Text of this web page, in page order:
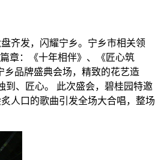
齐发，闪耀宁乡。宁乡市相关领
章：《十年相伴》、《匠心筑
乡品牌盛典会场，精致的花艺造
到、匠心。 此次盛会，碧桂园特邀
人口的歌曲引发全场大合唱，整场